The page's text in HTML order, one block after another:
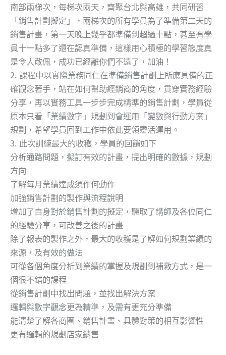
南部兩梯次，每梯次兩天，齊聚台北與高雄，共同研習
「銷售計劃擬定」，兩梯次的所有學員為了準備第二天的
銷售計畫，第一天晚上幾乎都準備到超過十點，甚至有學
員十一點多了還在認真準備，這樣用心積極的學習態度真
是令人敬佩，成功已經離你們不遠了，加油！
2. 課程中以實際業務同仁在準備銷售計劃上所應具備的正
確觀念著手，站在如何幫助經銷商的角度，貫穿實務經驗
分享，再以實務工具一步步完成精準的銷售計劃，學員從
原本只看「業績數字」規劃到會運用「變數與行動方案」
規劃，希望學員回到工作中依此要領靈活運用。
3. 此次訓練最大的收穫，學員的回饋如下
分析通路問題，擬訂有效的計畫，提出明確的數據，規劃
方向
了解每月業績達成須作何動作
加強銷售計劃的製作與流程說明
增加了自身對於銷售計劃的擬定，聽取了講師及各位同仁
的經驗分享，可改善之後的計畫
除了報表的製作之外，最大的收穫是了解如何規劃業績的
來源，及有效的做法
可從各個角度分析到業績的掌握及規劃到補救方式，是一
個很不錯的課程
從銷售計劃中找出問題，並找出解決方案
邏輯與數字觀念更為精準，及需有更充分準備
能清楚了解各商圈、銷售計畫、具體對策的相互影響性
更有邏輯的規劃店家銷售